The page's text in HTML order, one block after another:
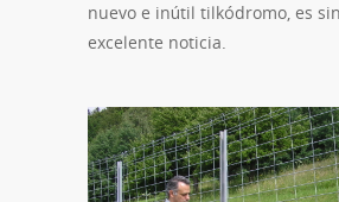
nuevo e inútil tilkódromo, es
excelente noticia.